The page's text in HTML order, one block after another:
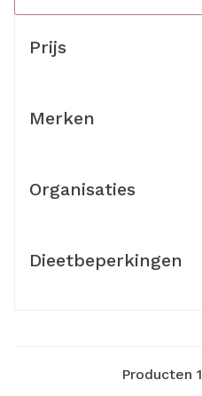
Prijs
Merken
Organisaties
Dieetbeperkingen
Producten 1